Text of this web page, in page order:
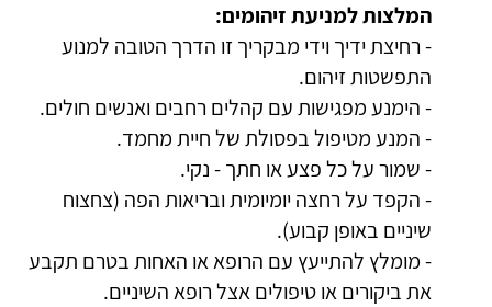
המלצות למניעת זיהומים:
- רחיצת ידיך וידי מבקריך זו הדרך הטובה למנוע
התפשטות זיהום.
- הימנע מפגישות עם קהלים רחבים ואנשים חולים.
- המנע מטיפול בפסולת של חיית מחמד.
- שמור על כל פצע או חתך - נקי.
- הקפד על רחצה יומיומית ובריאות הפה (צחצוח
שיניים באופן קבוע).
- מומלץ להתייעץ עם הרופא או האחות בטרם תקבע
את ביקורים או טיפולים אצל רופא השיניים.